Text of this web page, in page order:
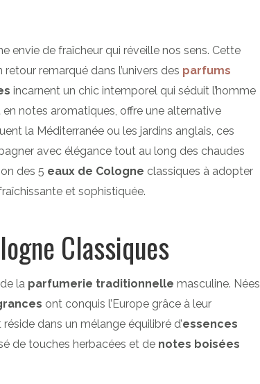
envie de fraîcheur qui réveille nos sens. Cette
retour remarqué dans l’univers des parfums
incarnent un chic intemporel qui séduit l’homme
en notes aromatiques, offre une alternative
la Méditerranée ou les jardins anglais, ces
avec élégance tout au long des chaudes
des 5 eaux de Cologne classiques à adopter
et sophistiquée.
Classiques
la parfumerie traditionnelle masculine. Nées
ont conquis l’Europe grâce à leur
dans un mélange équilibré d’essences
de touches herbacées et de notes boisées